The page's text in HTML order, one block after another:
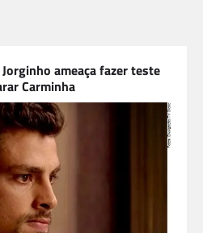
ameaça fazer teste
Carminha